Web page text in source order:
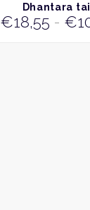
BEKIJKDhantara
€18,55 - €